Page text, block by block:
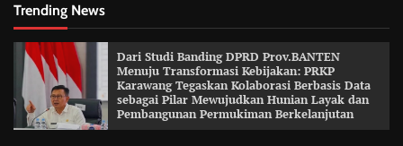
Trending News
Dari Studi Banding DPRD Prov.BANTEN
Menuju Transformasi Kebijakan: PRKP
Karawang Tegaskan Kolaborasi Berbasis Data
sebagai Pilar Mewujudkan Hunian Layak dan
Pembangunan Permukiman Berkelanjutan